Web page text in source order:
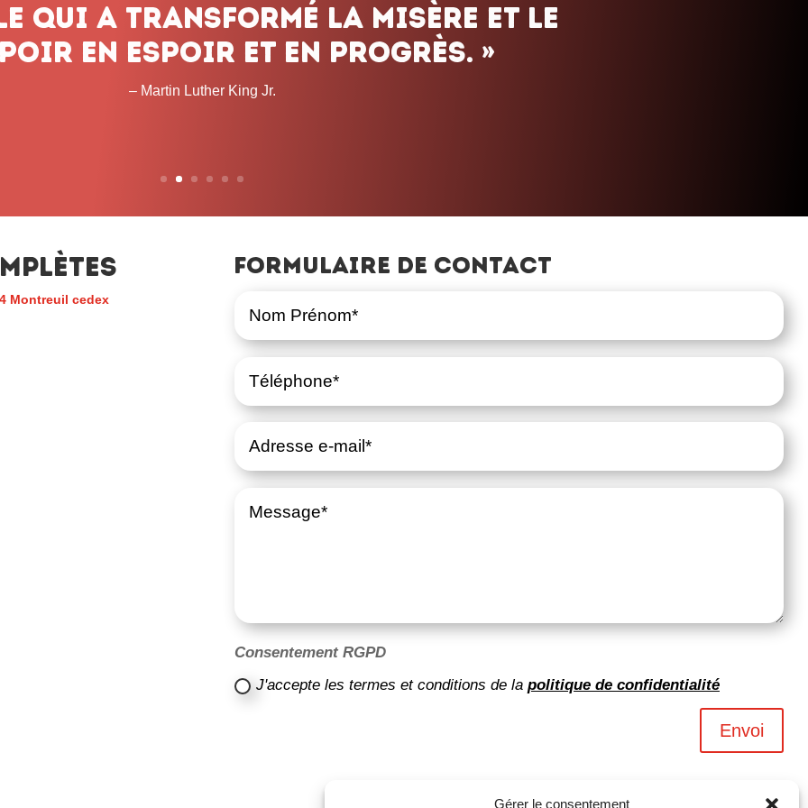
Gérer le consentement
Montreuil cedex
Formulaire de contact
Consentement RGPD
J'accepte les termes et conditions de la politique de confidentialité
Envoi